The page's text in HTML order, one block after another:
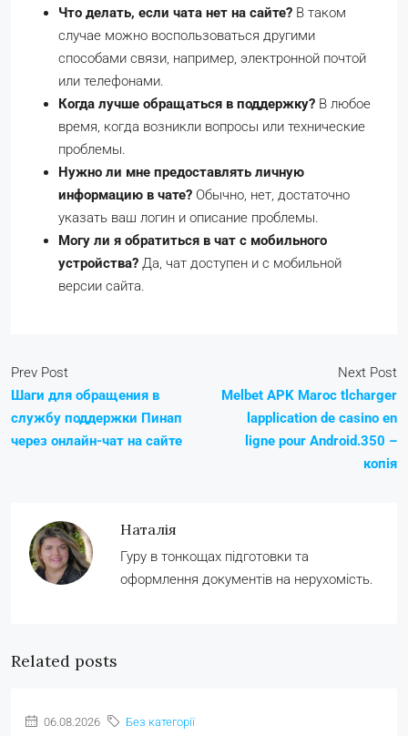
Что делать, если чата нет на сайте? В таком
случае можно воспользоваться другими
способами связи, например, электронной почтой
или телефонами.
Когда лучше обращаться в поддержку? В любое
время, когда возникли вопросы или технические
проблемы.
Нужно ли мне предоставлять личную
информацию в чате? Обычно, нет, достаточно
указать ваш логин и описание проблемы.
Могу ли я обратиться в чат с мобильного
устройства? Да, чат доступен и с мобильной
версии сайта.
Prev Post
Шаги для обращения в
службу поддержки Пинап
через онлайн-чат на сайте
Next Post
Melbet APK Maroc tlcharger
lapplication de casino en
ligne pour Android.350 –
копія
Наталія
Гуру в тонкощах підготовки та
оформлення документів на нерухомість.
Related posts
06.08.2026 Без категорії